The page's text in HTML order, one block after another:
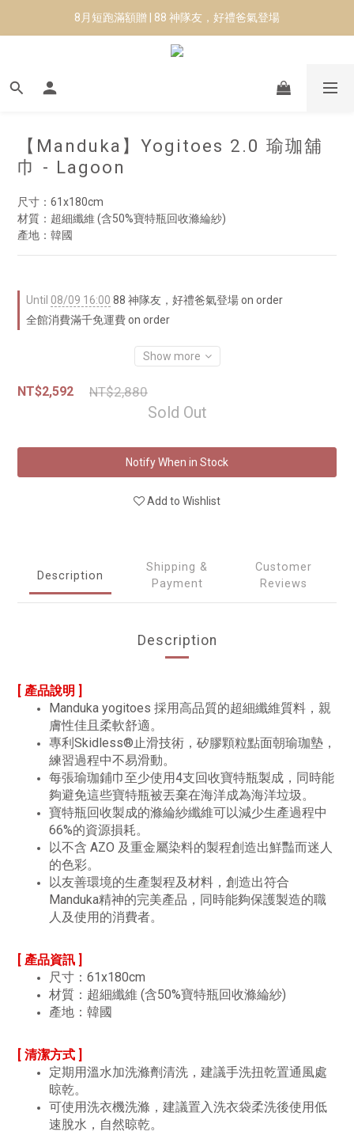
8月短跑滿額贈 | 88 神隊友，好禮爸氣登場
8月短跑滿額贈 | 88 神隊友，好禮爸氣登場
✨CURARING-韓國多功能深層按摩環｜新品預購88折！✨
Manduka-跟著青蛙去旅行｜快閃第二站-台南
【Manduka】Yogitoes 2.0 瑜珈舖
巾 - Lagoon
尺寸：61x180cm
材質：超細纖維 (含50%寶特瓶回收滌綸紗)
產地：韓國
Until 08/09 16:00 88 神隊友，好禮爸氣登場 on order
全館消費滿千免運費 on order
Show more
NT$2,592 NT$2,880
Sold Out
Notify When in Stock
Add to Wishlist
Description
Shipping &
Payment
Customer
Reviews
Description
[ 產品說明 ]
Manduka yogitoes 採用高品質的超細纖維質料，親
膚性佳且柔軟舒適。
專利Skidless®止滑技術，矽膠顆粒點面朝瑜珈墊，
練習過程中不易滑動。
每張瑜珈鋪巾至少使用4支回收寶特瓶製成，同時能
夠避免這些寶特瓶被丟棄在海洋成為海洋垃圾。
寶特瓶回收製成的滌綸紗纖維可以減少生產過程中
66%的資源損耗。
以不含 AZO 及重金屬染料的製程創造出鮮豔而迷人
的色彩。
以友善環境的生產製程及材料，創造出符合
Manduka精神的完美產品，同時能夠保護製造的職
人及使用的消費者。
[ 產品資訊 ]
尺寸：61x180cm
材質：超細纖維 (含50%寶特瓶回收滌綸紗)
產地：韓國
[ 清潔方式 ]
定期用溫水加洗滌劑清洗，建議手洗扭乾置通風處
晾乾。
可使用洗衣機洗滌，建議置入洗衣袋柔洗後使用低
速脫水，自然晾乾。